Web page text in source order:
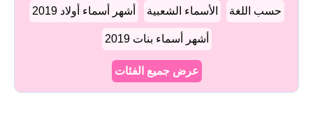
حسب اللغة الأسماء الشعبية أشهر أسماء أولاد 2019
أشهر أسماء بنات 2019
عرض جميع الفئات